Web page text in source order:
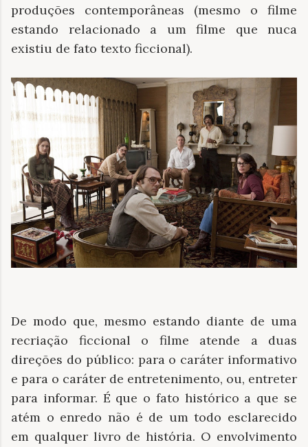
produções contemporâneas (mesmo o filme
estando relacionado a um filme que nuca
existiu de fato texto ficcional).
De modo que, mesmo estando diante de uma
recriação ficcional o filme atende a duas
direções do público: para o caráter informativo
e para o caráter de entretenimento, ou, entreter
para informar. É que o fato histórico a que se
atém o enredo não é de um todo esclarecido
em qualquer livro de história. O envolvimento